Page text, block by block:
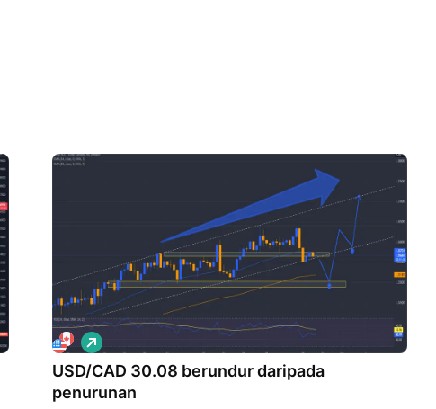
USD/CAD 30.08 berundur daripada
penurunan
P
a
n
a